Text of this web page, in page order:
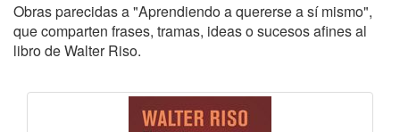
Obras parecidas a "Aprendiendo a quererse a sí mismo",
que comparten frases, tramas, ideas o sucesos afines al
libro de Walter Riso.